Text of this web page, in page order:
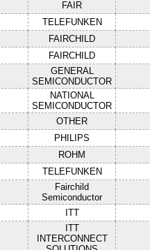
FAIR
TELEFUNKEN
FAIRCHILD
FAIRCHILD
GENERAL
SEMICONDUCTOR
NATIONAL
SEMICONDUCTOR
OTHER
PHILIPS
ROHM
TELEFUNKEN
Fairchild
Semiconductor
ITT
ITT
INTERCONNECT